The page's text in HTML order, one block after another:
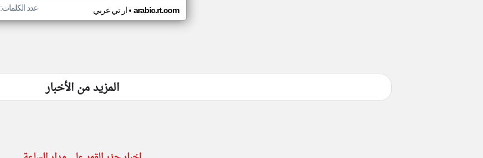
ار تي عربي• arabic.rt.com عدد الكلمات: ٢٢٣
المزيد من الأخبار